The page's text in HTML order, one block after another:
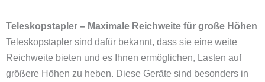
Teleskopstapler – Maximale Reichweite für große Höhen
Teleskopstapler sind dafür bekannt, dass sie eine weite
Reichweite bieten und es Ihnen ermöglichen, Lasten auf
größere Höhen zu heben. Diese Geräte sind besonders in